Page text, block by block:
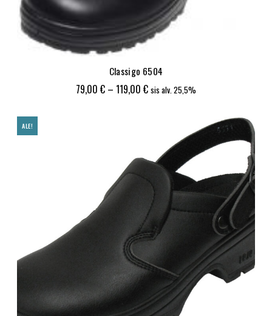
Classigo 6504
79,00 € – 119,00 €Hintaluokka:
119,00 €
sis alv. 25,5%
ALE!